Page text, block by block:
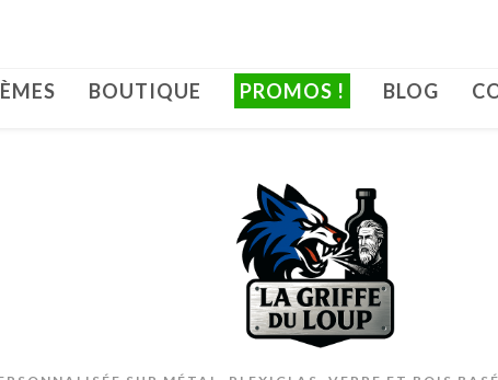
BOUTIQUE PROMOS ! BLOG